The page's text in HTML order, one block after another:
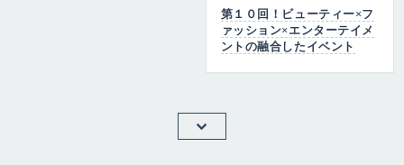
第１０回！ビューティー×フ
ァッション×エンターテイメ
ントの融合したイベント